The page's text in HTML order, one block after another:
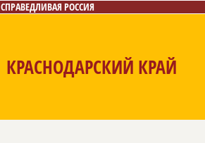
СПРАВЕДЛИВАЯ РОССИЯ
КРАСНОДАРСКИЙ КРАЙ